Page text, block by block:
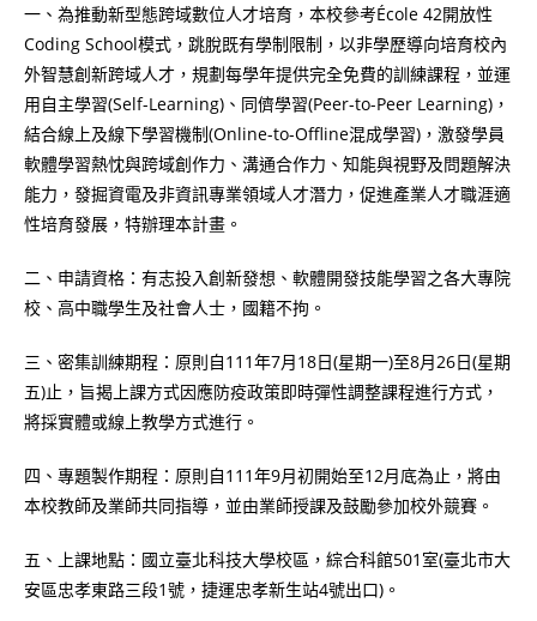
一、為推動新型態跨域數位人才培育，本校參考École 42開放性
Coding School模式，跳脫既有學制限制，以非學歷導向培育校內
外智慧創新跨域人才，規劃每學年提供完全免費的訓練課程，並運
用自主學習(Self-Learning)、同儕學習(Peer-to-Peer Learning)，
結合線上及線下學習機制(Online-to-Offline混成學習)，激發學員
軟體學習熱忱與跨域創作力、溝通合作力、知能與視野及問題解決
能力，發掘資電及非資訊專業領域人才潛力，促進產業人才職涯適
性培育發展，特辦理本計畫。
二、申請資格：有志投入創新發想、軟體開發技能學習之各大專院
校、高中職學生及社會人士，國籍不拘。
三、密集訓練期程：原則自111年7月18日(星期一)至8月26日(星期
五)止，旨揭上課方式因應防疫政策即時彈性調整課程進行方式，
將採實體或線上教學方式進行。
四、專題製作期程：原則自111年9月初開始至12月底為止，將由
本校教師及業師共同指導，並由業師授課及鼓勵參加校外競賽。
五、上課地點：國立臺北科技大學校區，綜合科館501室(臺北市大
安區忠孝東路三段1號，捷運忠孝新生站4號出口)。